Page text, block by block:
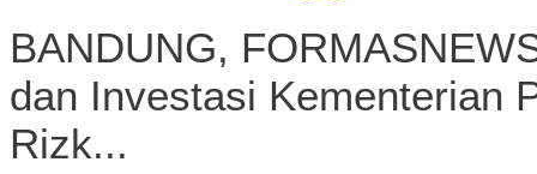
BANDUNG,
dan Investasi Kementerian
Rizk...